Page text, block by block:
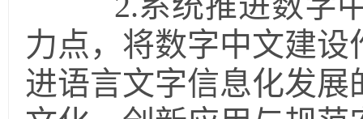
力点，将数字中文建
进语言文字信息化发